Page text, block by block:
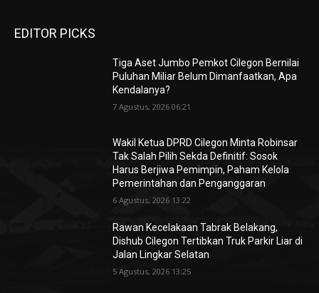
EDITOR PICKS
Tiga Aset Jumbo Pemkot Cilegon Bernilai
Puluhan Miliar Belum Dimanfaatkan, Apa
Kendalanya?
7 Agustus, 2026 06:21
Wakil Ketua DPRD Cilegon Minta Robinsar
Tak Salah Pilih Sekda Definitif: Sosok
Harus Berjiwa Pemimpin, Paham Kelola
Pemerintahan dan Penganggaran
6 Agustus, 2026 13:22
Rawan Kecelakaan Tabrak Belakang,
Dishub Cilegon Tertibkan Truk Parkir Liar di
Jalan Lingkar Selatan
5 Agustus, 2026 13:25